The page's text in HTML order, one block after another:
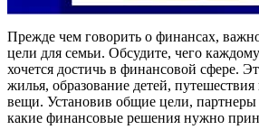
Прежде чем говорить о финансах,
цели для семьи. Обсудите, чего
хочется достичь в финансовой сфере.
жилья, образование детей,
вещи. Установив общие цели, партнеры
какие финансовые решения нужно